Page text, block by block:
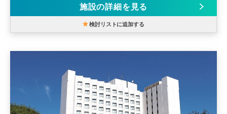
施設の詳細を見る
検討リストに追加する